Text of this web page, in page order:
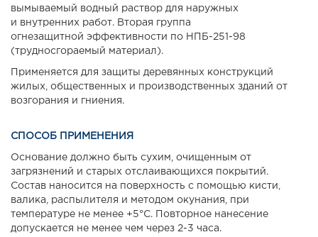
вымываемый водный раствор для наружных
и внутренних работ. Вторая группа
огнезащитной эффективности по НПБ-251-98
(трудносгораемый материал).
Применяется для защиты деревянных конструкций
жилых, общественных и производственных зданий от
возгорания и гниения.
СПОСОБ ПРИМЕНЕНИЯ
Основание должно быть сухим, очищенным от
загрязнений и старых отслаивающихся покрытий.
Состав наносится на поверхность с помощью кисти,
валика, распылителя и методом окунания, при
температуре не менее +5°C. Повторное нанесение
допускается не менее чем через 2-3 часа.